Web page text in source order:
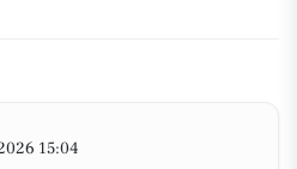
15:04